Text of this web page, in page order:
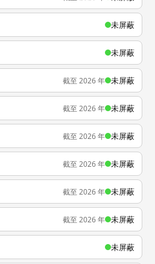
未屏蔽
未屏蔽
截至 2026 年 未屏蔽
截至 2026 年 未屏蔽
截至 2026 年 未屏蔽
截至 2026 年 未屏蔽
截至 2026 年 未屏蔽
截至 2026 年 未屏蔽
未屏蔽